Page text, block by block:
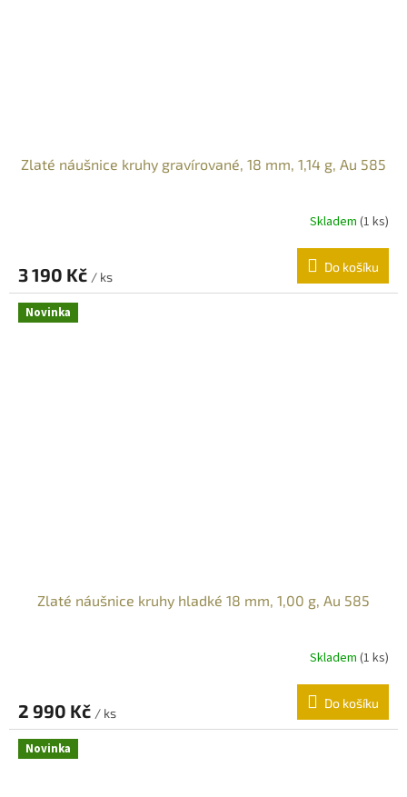
Zlaté náušnice kruhy gravírované, 18 mm, 1,14 g, Au 585
Skladem (1 ks)
3 190 Kč / ks
Do košíku
Novinka
Zlaté náušnice kruhy hladké 18 mm, 1,00 g, Au 585
Skladem (1 ks)
2 990 Kč / ks
Do košíku
Novinka